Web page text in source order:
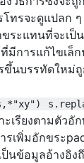
ทรจะดูแปลก ๆ
ระแทนที่จะเป็
มีการแก้ไขเล็
ขึ้นบรรทัดใหม่
ะเรียงตามตัวอั
รเพิ่มอักขระ
ป็นข้อมูลอ้างอิง